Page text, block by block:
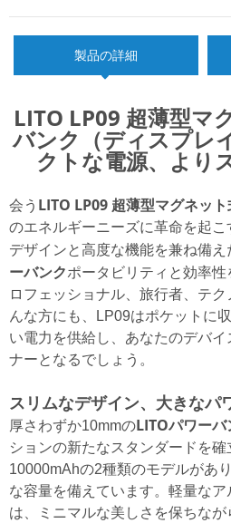
製品の詳細
LITO LP09 超薄型マ
バンク（ディスプレ
クトな電源、より
会う LITO LP09 超薄型マグネッ
のエネルギーニーズに革命を起
デザインと高度な機能を兼ね備え
ーバンクポータビリティと効率
ロフェッショナル、旅行者、テ
んな方にも、LP09はポケットに
い電力を供給し、あなたのデバイ
ナーとなるでしょう。
スリムなデザイン、大きなパ
厚さわずか10mmのLITOパワーバ
ションの新たなスタンダードを
10000mAhの2種類のモデルがあ
な容量を備えています。軽量なア
は、ミニマルな美しさを保ちなが